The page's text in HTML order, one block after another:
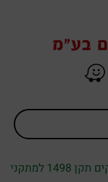
/ מוצרים המתויגים “מתקן משחקים תקן 1498 למתקני